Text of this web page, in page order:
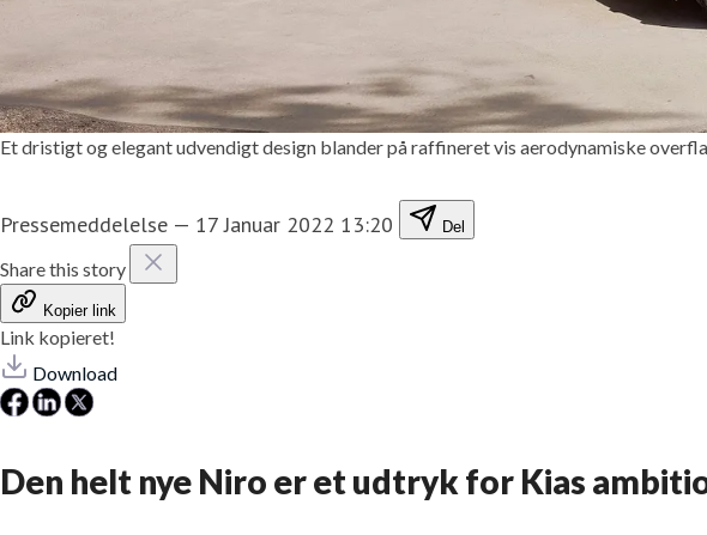
Et dristigt og elegant udvendigt design blander på raffineret vis aerodynamiske
Pressemeddelelse — 17 Januar 2022 13:20 Del
Share this story
Kopier link
Link kopieret!
Download
Den helt nye Niro er et udtryk for Kias